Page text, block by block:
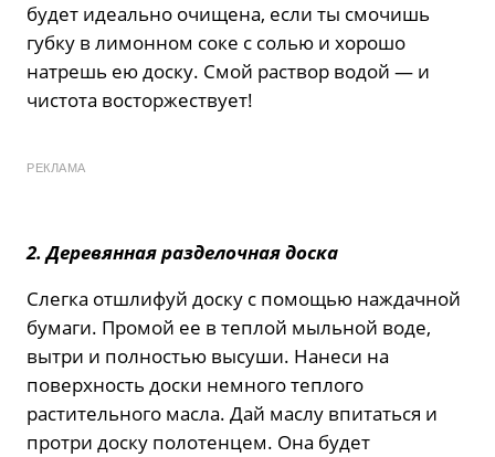
будет идеально очищена, если ты смочишь
губку в лимонном соке с солью и хорошо
натрешь ею доску. Смой раствор водой — и
чистота восторжествует!
РЕКЛАМА
2. Деревянная разделочная доска
Слегка отшлифуй доску с помощью наждачной
бумаги. Промой ее в теплой мыльной воде,
вытри и полностью высуши. Нанеси на
поверхность доски немного теплого
растительного масла. Дай маслу впитаться и
протри доску полотенцем. Она будет